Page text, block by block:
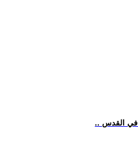
في القدس